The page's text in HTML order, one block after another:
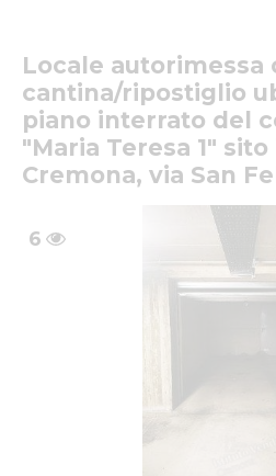
Locale autorimessa
cantina/ripostiglio
piano interrato del
"Maria Teresa 1"
Cremona, via San
6